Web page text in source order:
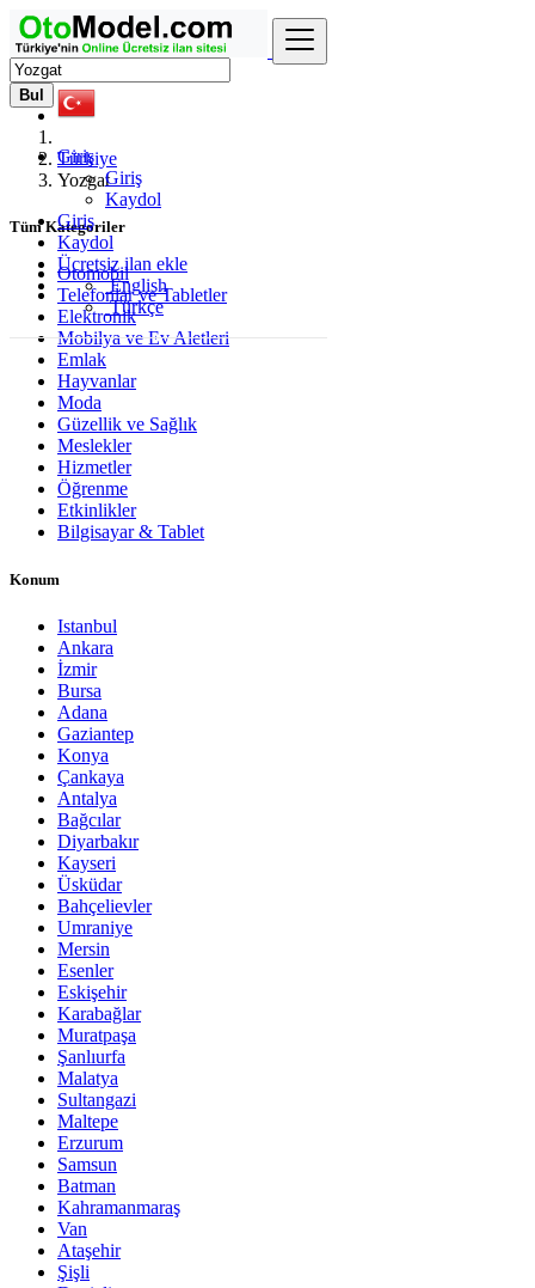
Giriş
Giriş
Kaydol
Giriş
Kaydol
Ücretsiz ilan ekle
English
Türkçe
Bul
Türkiye
Yozgat
Tüm Kategoriler
Otomobil
Telefonlar ve Tabletler
Elektronik
Mobilya ve Ev Aletleri
Emlak
Hayvanlar
Moda
Güzellik ve Sağlık
Meslekler
Hizmetler
Öğrenme
Etkinlikler
Bilgisayar & Tablet
Konum
Istanbul
Ankara
İzmir
Bursa
Adana
Gaziantep
Konya
Çankaya
Antalya
Bağcılar
Diyarbakır
Kayseri
Üsküdar
Bahçelievler
Umraniye
Mersin
Esenler
Eskişehir
Karabağlar
Muratpaşa
Şanlıurfa
Malatya
Sultangazi
Maltepe
Erzurum
Samsun
Batman
Kahramanmaraş
Van
Ataşehir
Şişli